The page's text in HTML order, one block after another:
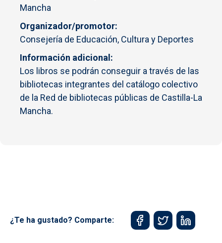
Mancha
Organizador/promotor
Consejería de Educación, Cultura y Deportes
Información adicional
Los libros se podrán conseguir a través de las
bibliotecas integrantes del catálogo colectivo
de la Red de bibliotecas públicas de Castilla-La
Mancha.
¿Te ha gustado? Comparte: